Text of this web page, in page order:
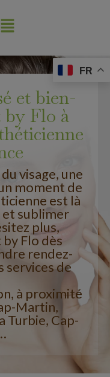
et bien-
Flo à
visage, une
moment de
est là
et sublimer
plus,
Flo dès
rendez-
services de
à proximité
Martin,
Turbie, Cap-
FR